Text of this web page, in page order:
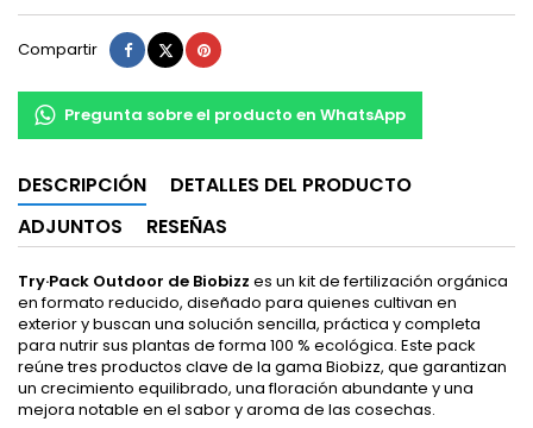
Compartir Compartir
TuitearPinterest
Pregunta sobre el producto en WhatsApp
DESCRIPCIÓN
DETALLES DEL PRODUCTO
ADJUNTOS
RESEÑAS
Try·Pack Outdoor de Biobizz es un kit de fertilización orgánica
en formato reducido, diseñado para quienes cultivan en
exterior y buscan una solución sencilla, práctica y completa
para nutrir sus plantas de forma 100 % ecológica. Este pack
reúne tres productos clave de la gama Biobizz, que garantizan
un crecimiento equilibrado, una floración abundante y una
mejora notable en el sabor y aroma de las cosechas.